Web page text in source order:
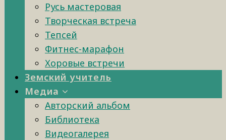
Русь мастеровая
Творческая встреча
Тепсей
Фитнес-марафон
Хоровые встречи
Земский учитель
Медиа
Авторский альбом
Библиотека
Видеогалерея